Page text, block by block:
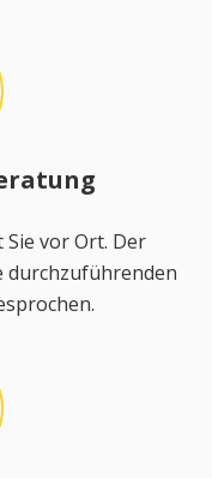
vor Ort. Der
durchzuführenden